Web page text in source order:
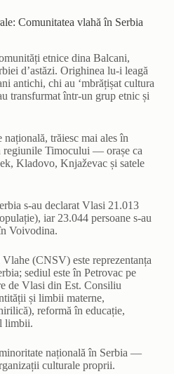
Comunitatea vlahă în Serbia
etnice dina Balcani,
d’astăzi. Orighinea lu‑i leagă
antichi, chi au ‘mbrățișat cultura
transfurmat într‑un grup etnic și
trăiesc mai ales în
regiunile Timocului — orașe ca
Kladovo, Knjaževac și satele
s-au declarat Vlasi 21.013
iar 23.044 persoane s-au
Voivodina.
(CNSV) este reprezentanța
sediul este în Petrovac pe
de Vlasi din Est. Consiliu
și limbii materne,
reformă în educație,
limbii.
națională în Serbia —
culturale proprii.